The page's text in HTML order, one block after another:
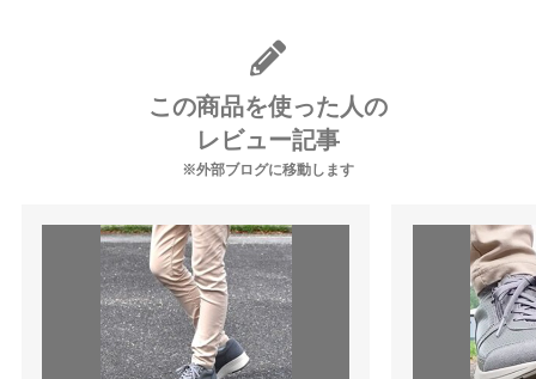
この商品を使った人の
レビュー記事
※外部ブログに移動します